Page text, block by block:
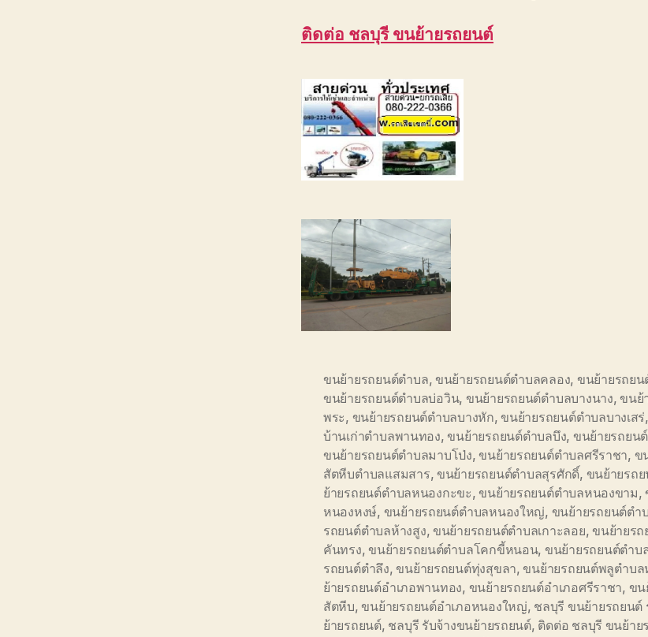
ติดต่อ ชลบุรี ขนย้ายรถยนต์
ขนย้ายรถยนต์ตำบล, ขนย้ายรถยนต์ตำบลคลอง, ขนย้ายรถย
ขนย้ายรถยนต์ตำบลบ่อวิน, ขนย้ายรถยนต์ตำบลบางนาง, ขนย้
พระ, ขนย้ายรถยนต์ตำบลบางหัก, ขนย้ายรถยนต์ตำบลบางเสร่,
บ้านเก่าตำบลพานทอง, ขนย้ายรถยนต์ตำบลบึง, ขนย้ายรถยน
ขนย้ายรถยนต์ตำบลมาบโป่ง, ขนย้ายรถยนต์ตำบลศรีราชา, ข
สัตหีบตำบลแสมสาร, ขนย้ายรถยนต์ตำบลสุรศักดิ์, ขนย้ายรถ
ย้ายรถยนต์ตำบลหนองกะขะ, ขนย้ายรถยนต์ตำบลหนองขาม,
หนองหงษ์, ขนย้ายรถยนต์ตำบลหนองใหญ่, ขนย้ายรถยนต์ตำ
รถยนต์ตำบลห้างสูง, ขนย้ายรถยนต์ตำบลเกาะลอย, ขนย้ายรถ
คันทรง, ขนย้ายรถยนต์ตำบลโคกขี้หนอน, ขนย้ายรถยนต์ตำบ
รถยนต์ตำลึง, ขนย้ายรถยนต์ทุ่งสุขลา, ขนย้ายรถยนต์พลูตำบล
ย้ายรถยนต์อำเภอพานทอง, ขนย้ายรถยนต์อำเภอศรีราชา, ขน
สัตหีบ, ขนย้ายรถยนต์อำเภอหนองใหญ่, ชลบุรี ขนย้ายรถยนต์
ย้ายรถยนต์, ชลบุรี รับจ้างขนย้ายรถยนต์, ติดต่อ ชลบุรี ขนย้าย